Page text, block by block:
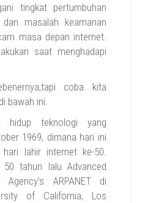
tingkat pertumbuhan
masalah keamanan
masa depan internet.
saat menghadapi
coba kita
bawah ini.
hidup teknologi yang
1969, dimana hari ini
lahir internet ke-50.
tahun lalu Advanced
ARPANET di
of California, Los